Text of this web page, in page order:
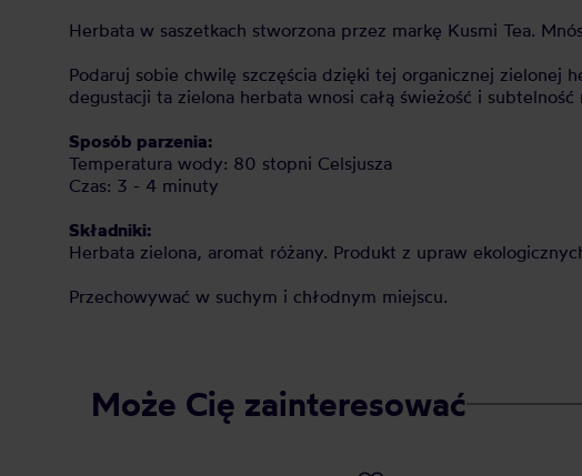
Herbata w saszetkach stworzona przez markę Kusmi Tea.
Podaruj sobie chwilę szczęścia dzięki tej organicznej zielonej
degustacji ta zielona herbata wnosi całą świeżość i
Sposób parzenia:
Temperatura wody: 80 stopni Celsjusza
Czas: 3 - 4 minuty
Składniki:
Herbata zielona, aromat różany. Produkt z upraw
Przechowywać w suchym i chłodnym miejscu.
Może Cię zainteresować